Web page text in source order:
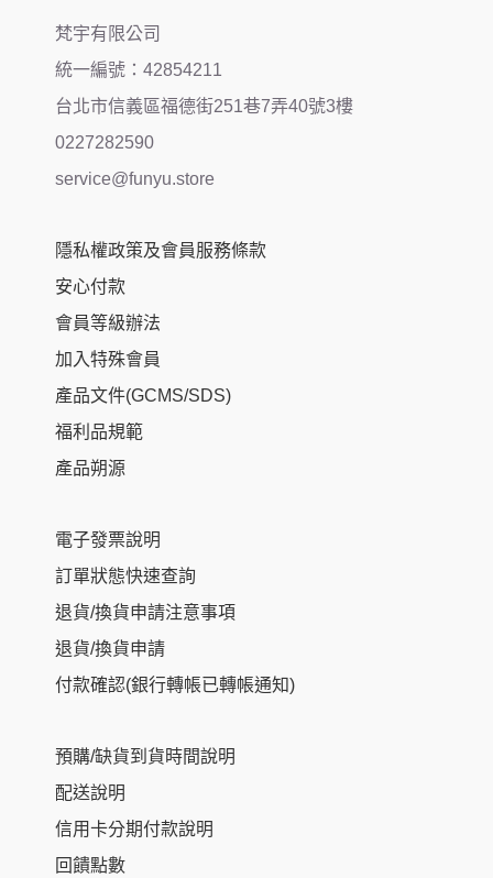
梵宇有限公司
統一編號：42854211
台北市信義區福德街251巷7弄40號3樓
0227282590
service@funyu.store
隱私權政策及會員服務條款
安心付款
會員等級辦法
加入特殊會員
產品文件(GCMS/SDS)
福利品規範
產品朔源
電子發票說明
訂單狀態快速查詢
退貨/換貨申請注意事項
退貨/換貨申請
付款確認(銀行轉帳已轉帳通知)
預購/缺貨到貨時間說明
配送說明
信用卡分期付款說明
回饋點數